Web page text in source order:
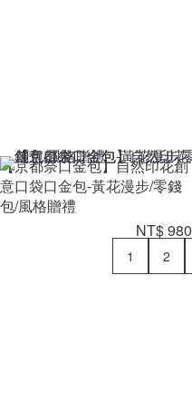
【京都奈口金包】自然印花創
意口袋口金包-黃花漫步/零錢
包/風格贈禮
NT$ 980
1 2